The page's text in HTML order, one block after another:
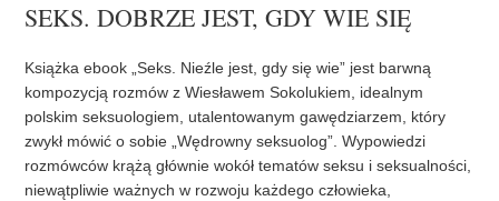
SEKS. DOBRZE JEST, GDY WIE SIĘ
Książka ebook „Seks. Nieźle jest, gdy się wie” jest barwną
kompozycją rozmów z Wiesławem Sokolukiem, idealnym
polskim seksuologiem, utalentowanym gawędziarzem, który
zwykł mówić o sobie „Wędrowny seksuolog”. Wypowiedzi
rozmówców krążą głównie wokół tematów seksu i seksualności,
niewątpliwie ważnych w rozwoju każdego człowieka,